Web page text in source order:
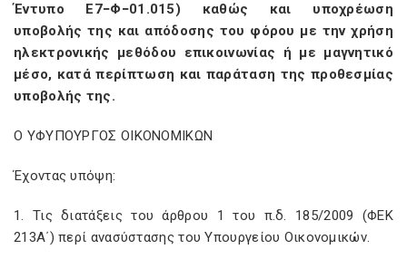
Έντυπο Ε7−Φ−01.015) καθώς και υποχρέωση
υποβολής της και απόδοσης του φόρου με την χρήση
ηλεκτρονικής μεθόδου επικοινωνίας ή με μαγνητικό
μέσο, κατά περίπτωση και παράταση της προθεσμίας
υποβολής της.
Ο ΥΦΥΠΟΥΡΓΟΣ ΟΙΚΟΝΟΜΙΚΩΝ
Έχοντας υπόψη:
1. Τις διατάξεις του άρθρου 1 του π.δ. 185/2009 (ΦΕΚ
213Α΄) περί ανασύστασης του Υπουργείου Οικονομικών.